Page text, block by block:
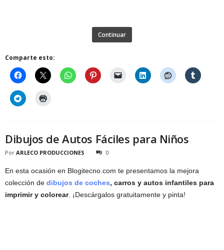
Continuar
Comparte esto:
Dibujos de Autos Fáciles para Niños
Por ARLECO PRODUCCIONES 0
En esta ocasión en Blogitecno.com te presentamos la mejora
colección de dibujos de coches, carros y autos infantiles para
imprimir y colorear. ¡Descárgalos gratuitamente y pinta!